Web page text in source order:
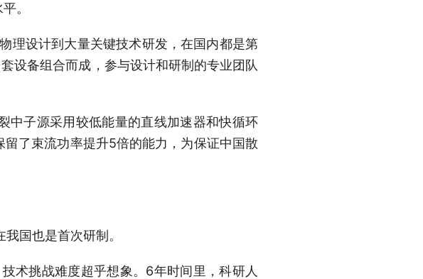
。
设计到大量关键技术研发，在国内都是第
设备组合而成，参与设计和研制的专业团队
子源采用较低能量的直线加速器和快循环
了束流功率提升5倍的能力，为保证中国散
国也是首次研制。
挑战难度超乎想象。6年时间里，科研人